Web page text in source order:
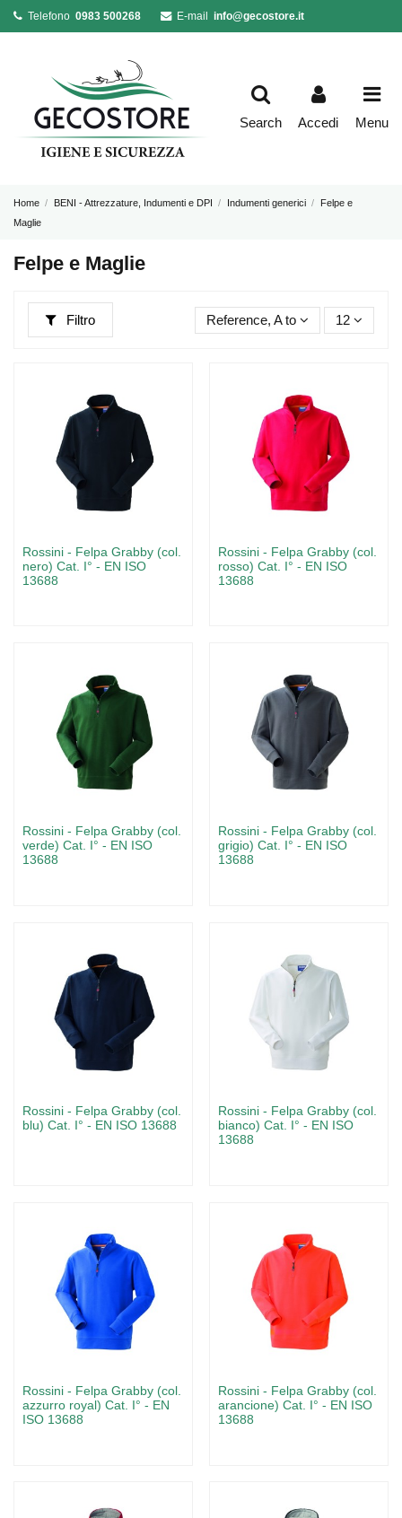
Telefono0983 500268 E-mail info@gecostore.it
Search Accedi Menu
Home BENI - Attrezzature, Indumenti e DPI Indumenti generici
Felpe e
Maglie
Felpe e Maglie
Filtro Reference, A to Z 12
Rossini - Felpa Grabby (col.
nero) Cat. I° - EN ISO
13688
Rossini - Felpa Grabby (col.
rosso) Cat. I° - EN ISO
13688
Rossini - Felpa Grabby (col.
verde) Cat. I° - EN ISO
13688
Rossini - Felpa Grabby (col.
grigio) Cat. I° - EN ISO
13688
Rossini - Felpa Grabby (col.
blu) Cat. I° - EN ISO 13688
Rossini - Felpa Grabby (col.
bianco) Cat. I° - EN ISO
13688
Rossini - Felpa Grabby (col.
azzurro royal) Cat. I° - EN
ISO 13688
Rossini - Felpa Grabby (col.
arancione) Cat. I° - EN ISO
13688